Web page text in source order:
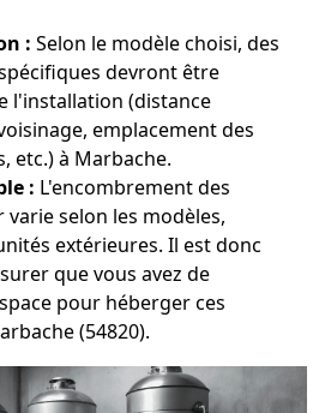
: Selon le modèle choisi, des
devront être
l'installation (distance
emplacement des
etc.) à Marbache.
: L'encombrement des
varie selon les modèles,
extérieures. Il est donc
que vous avez de
pour héberger ces
(54820).